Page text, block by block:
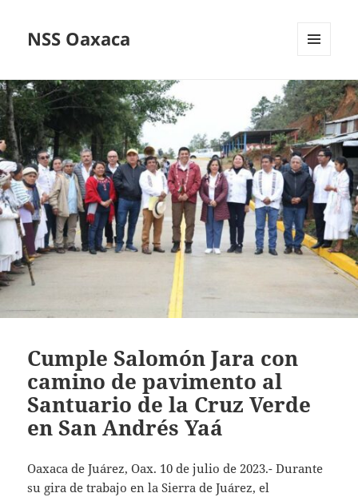
NSS Oaxaca
WIDGETS
Cumple Salomón Jara con
camino de pavimento al
Santuario de la Cruz Verde
en San Andrés Yaá
Oaxaca de Juárez, Oax. 10 de julio de 2023.- Durante
su gira de trabajo en la Sierra de Juárez, el